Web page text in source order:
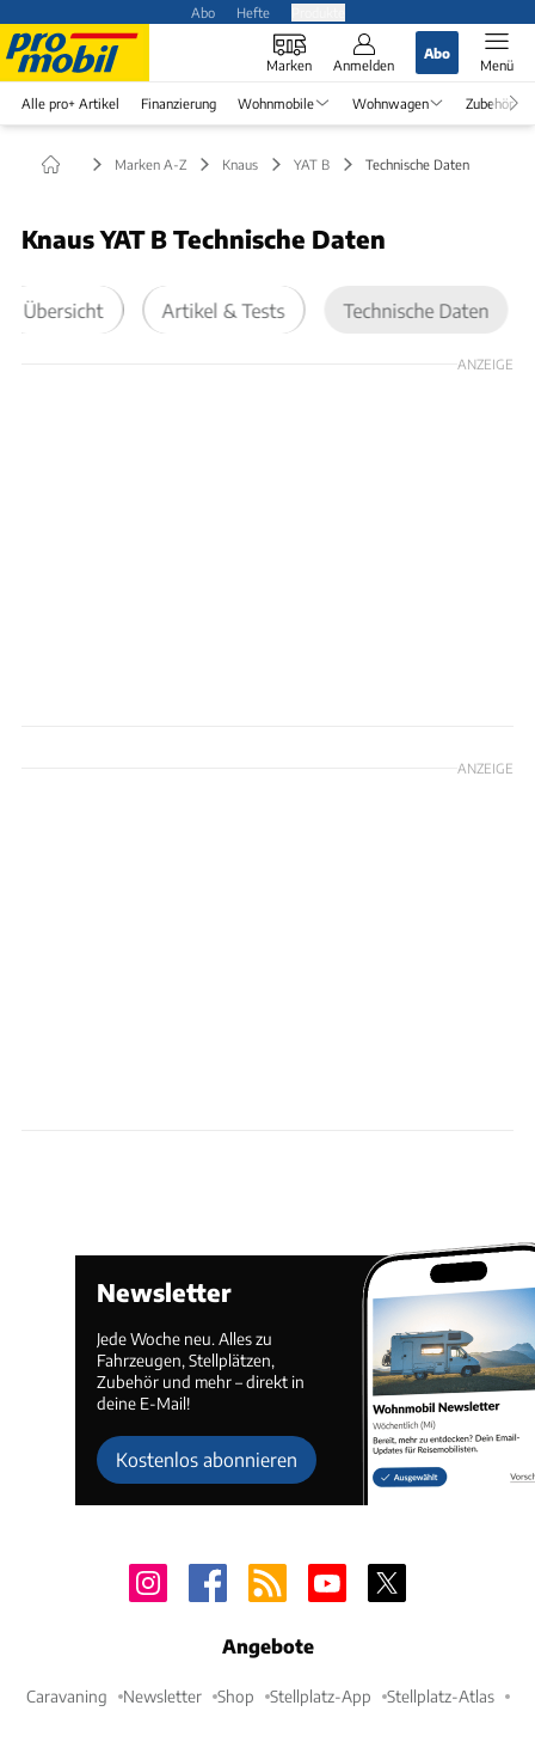
Abo Hefte
Marken Anmelden
Abo
Menü
Alle pro+ Artikel Finanzierung Wohnmobile Wohnwagen Zubehör
Marken A-Z Knaus YAT B Technische Daten
Knaus YAT B Technische Daten
Übersicht Artikel & Tests Technische Daten
ANZEIGE
ANZEIGE
Newsletter
Jede Woche neu. Alles zu
Fahrzeugen, Stellplätzen,
Zubehör und mehr – direkt in
deine E-Mail!
Kostenlos abonnieren
Angebote
Caravaning Newsletter Shop Stellplatz-App Stellplatz-Atlas